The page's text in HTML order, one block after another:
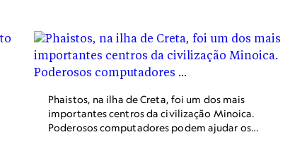
às Américas.
Phaistos, na ilha de Creta, foi um dos mais
importantes centros da civilização Minoica.
Poderosos computadores podem ajudar os